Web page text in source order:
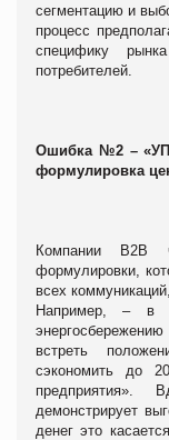
сегментацию и
процесс
специфику
потребителей.
Ошибка №2 –
формулировка
Компании В2В
формулировки,
всех
Например, – в
встреть
сэкономить до
демонстрирует
денег это